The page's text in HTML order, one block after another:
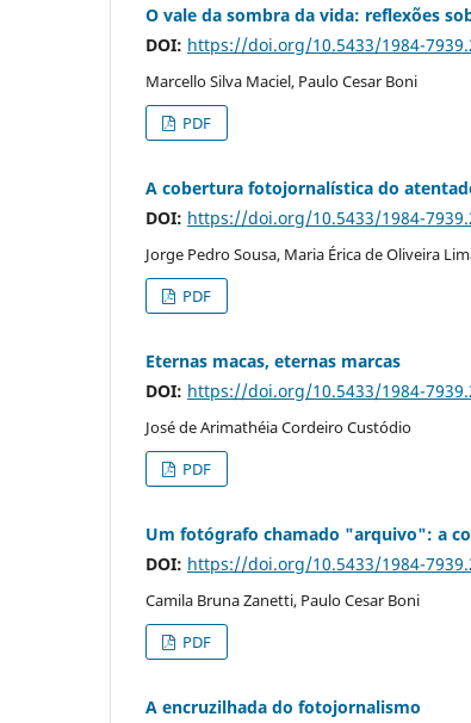
O vale da sombra da vida: reflexões
DOI: https://doi.org/10.5433/1984-
Marcello Silva Maciel, Paulo Cesar Boni
PDF
A cobertura fotojornalística do
DOI: https://doi.org/10.5433/1984-
Jorge Pedro Sousa, Maria Érica de Oliveira
PDF
Eternas macas, eternas marcas
DOI: https://doi.org/10.5433/1984-
José de Arimathéia Cordeiro Custódio
PDF
Um fotógrafo chamado "arquivo": a
DOI: https://doi.org/10.5433/1984-
Camila Bruna Zanetti, Paulo Cesar Boni
PDF
A encruzilhada do fotojornalismo